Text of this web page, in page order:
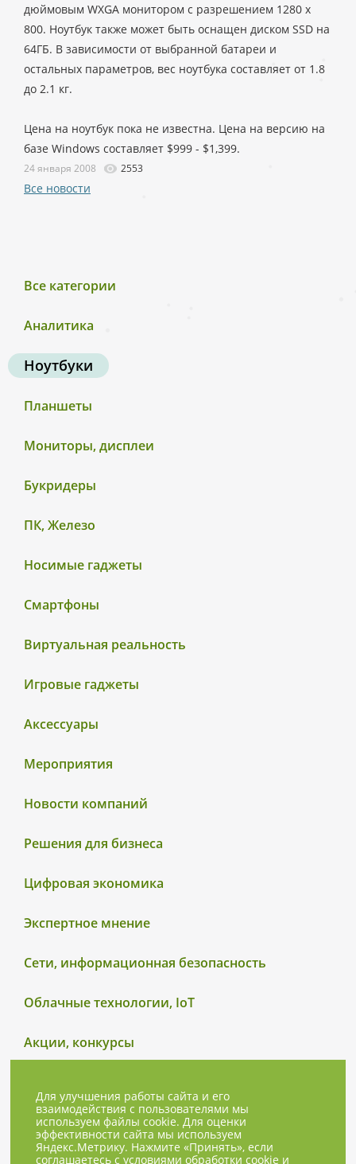
Все категории
Аналитика
Ноутбуки
Планшеты
Мониторы, дисплеи
Букридеры
ПК, Железо
Носимые гаджеты
Смартфоны
Виртуальная реальность
Игровые гаджеты
Аксессуары
Мероприятия
Новости компаний
Решения для бизнеса
Цифровая экономика
Экспертное мнение
Сети, информационная безопасность
Облачные технологии, IoT
Акции, конкурсы
дюймовым WXGA монитором с разрешением 1280 x
800. Ноутбук также может быть оснащен диском SSD на
64ГБ. В зависимости от выбранной батареи и
остальных параметров, вес ноутбука составляет от 1.8
до 2.1 кг.
Цена на ноутбук пока не известна. Цена на версию на
базе Windows составляет $999 - $1,399.
24 января 2008 2553
Все новости
Для улучшения работы сайта и его
взаимодействия с пользователями мы
используем файлы cookie. Для оценки
эффективности сайта мы используем
Яндекс.Метрику. Нажмите «Принять», если
соглашаетесь с условиями обработки cookie и